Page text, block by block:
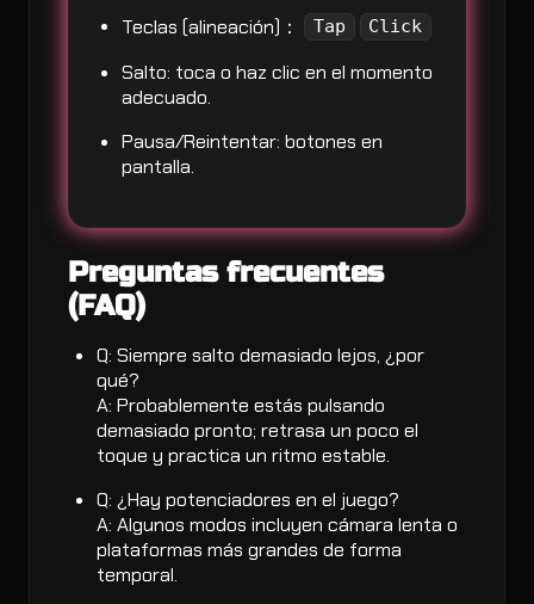
Teclas (alineación)： Tap Click
Salto: toca o haz clic en el momento
adecuado.
Pausa/Reintentar: botones en
pantalla.
Preguntas frecuentes
(FAQ)
Q: Siempre salto demasiado lejos, ¿por
qué?
A: Probablemente estás pulsando
demasiado pronto; retrasa un poco el
toque y practica un ritmo estable.
Q: ¿Hay potenciadores en el juego?
A: Algunos modos incluyen cámara lenta o
plataformas más grandes de forma
temporal.